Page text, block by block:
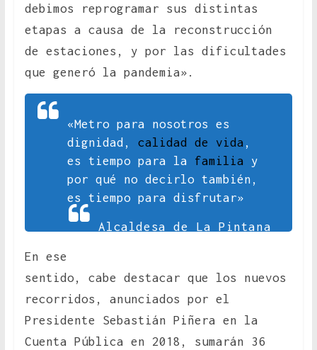
debimos reprogramar sus distintas
etapas a causa de la reconstrucción
de estaciones, y por las dificultades
que generó la pandemia».
«Metro para nosotros es
dignidad, calidad de vida ,
es tiempo para la familia y
por qué no decirlo también,
es tiempo para disfrutar»
Alcaldesa de La Pintana
En ese
sentido, cabe destacar que los nuevos
recorridos, anunciados por el
Presidente Sebastián Piñera en la
Cuenta Pública en 2018, sumarán 36